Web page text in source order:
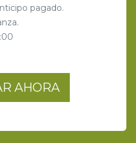
pagado.
AHORA